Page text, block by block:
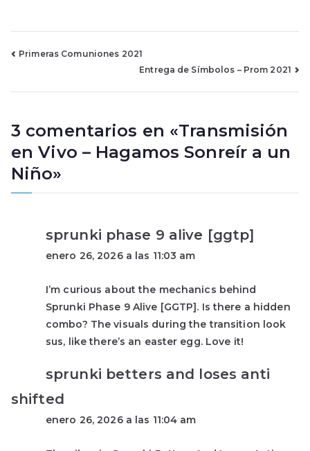
Navegación
de
Primeras Comuniones 2021
Entrega de Símbolos – Prom 2021
3 comentarios en «Transmisión
en Vivo – Hagamos Sonreír a un
Niño»
sprunki phase 9 alive [ggtp]
enero 26, 2026 a las 11:03 am
I’m curious about the mechanics behind
Sprunki Phase 9 Alive [GGTP]. Is there a hidden
combo? The visuals during the transition look
sus, like there’s an easter egg. Love it!
sprunki betters and loses anti
shifted
enero 26, 2026 a las 11:04 am